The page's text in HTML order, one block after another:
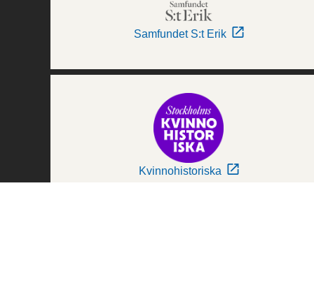
Samfundet S:t Erik
Kvinnohistoriska